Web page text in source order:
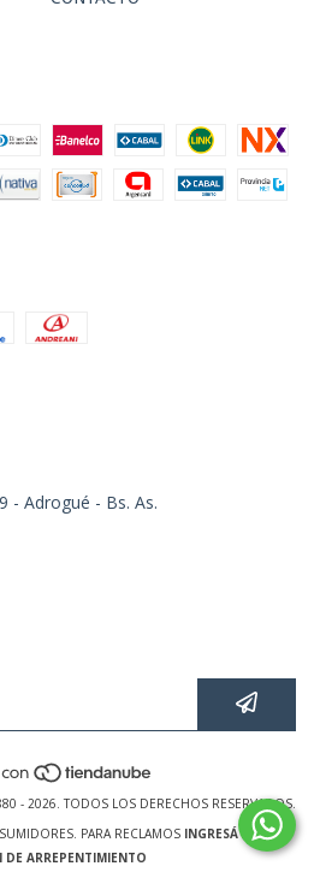
- Adrogué - Bs. As.
- 2026. TODOS LOS DERECHOS RESERVADOS.
PARA RECLAMOS INGRESÁ ACÁ.
DE ARREPENTIMIENTO